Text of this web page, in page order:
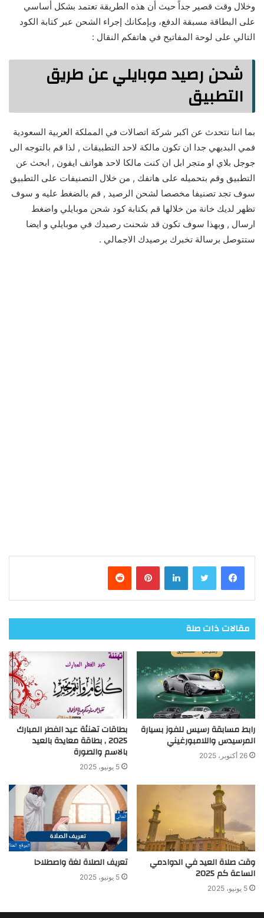
وخلال وقت قصير جداً حيث أن هذه الطريقة تعتمد بشكل أساسي
على البطاقة مسبقة الدفع، وبإمكانك إجراء الشحن عبر كتابة الكود
التالي على لوحة المفاتيح في هاتفكم النقال :
شحن رصيد موبايلي عن طريق
التطبيق
بما اننا نتحدث عن اكبر شركة اتصالات في المملكة العربية السعودية
فمي البديهي جدا ان تكون مالكة لاحد التطبيقات , لذا قم بالتوجه الى
جوجل بلاي او متجر ابل ان كنت مالكا لاحد هواتف ايفون , ابحث عن
التطبيق وقم بتحميله على هاتفك , من خلال التصنيفات على التطبيق
سوف تجد تصنيفا مخصصا لشحن الرصيد , قم بالضغط عليه و سوف
تظهر لديك خانة من خلالها قم بكتابة كود شحن موبايلي واضغط
ارسال , وبهذا سوف تكون قد شحنت رصيدك في موبايلي و ايضا
ستتوصل برسالة تخبرك برصيدك الاجمالي .
فيسبوك تويتر لينكدإن بينتيريست
مقالات ذات صلة
رابط مسابقة رسيس للفوز بسيارة
المرسيدس واللامبورغيني
26 أكتوبر، 2025
بطاقات تهنئة عيد الفطر المبارك
2025 , بطاقة معايدة بالعيد
بالاسم والصورة
5 يونيو، 2025
وقت صلاة العيد في الدوادمي
الساعة كم 2025
5 يونيو، 2025
تعريف الصلاة لغة واصطلاحا
5 يونيو، 2025